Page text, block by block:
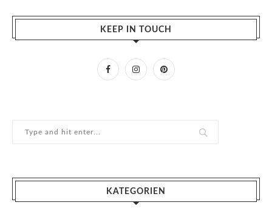
KEEP IN TOUCH
KATEGORIEN